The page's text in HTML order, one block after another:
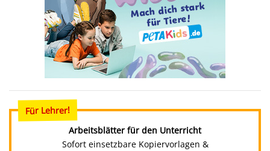
Für Lehrer!
Arbeitsblätter für den Unterricht
Sofort einsetzbare Kopiervorlagen &